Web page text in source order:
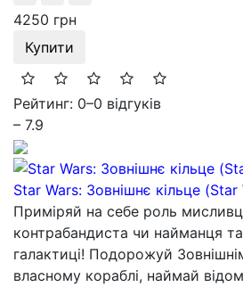
4250 грн
Купити
Рейтинг: 0–0 відгуків
– 7.9
Star Wars: Зовнішнє кільце
Приміряй на себе роль
контрабандиста чи найманця
галактиці! Подорожуй
власному кораблі, наймай